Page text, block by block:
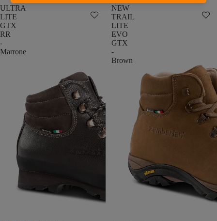
ULTRA
LITE
GTX
RR
-
Marrone
NEW
TRAIL
LITE
EVO
GTX
-
Brown